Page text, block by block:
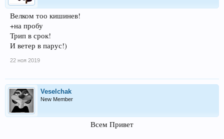
Велком тоо кишинев!
+на пробу
Трип в срок!
И ветер в парус!)
22 ноя 2019
Veselchak
New Member
Всем Привет